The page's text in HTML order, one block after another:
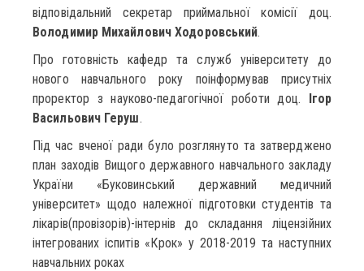
відповідальний секретар приймальної комісії доц.
Володимир Михайлович Ходоровський.
Про готовність кафедр та служб університету до
нового навчального року поінформував присутніх
проректор з науково-педагогічної роботи доц. Ігор
Васильович Геруш.
Під час вченої ради було розглянуто та затверджено
план заходів Вищого державного навчального закладу
України «Буковинський державний медичний
університет» щодо належної підготовки студентів та
лікарів(провізорів)-інтернів до складання ліцензійних
інтегрованих іспитів «Крок» у 2018-2019 та наступних
навчальних роках